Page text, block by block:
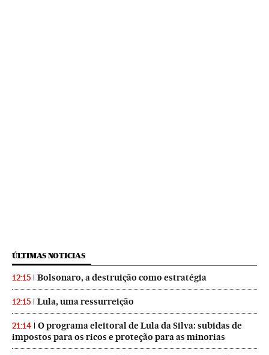
ÚLTIMAS NOTICIAS
12:15 Bolsonaro, a destruição como estratégia
12:15 Lula, uma ressurreição
21:14
O programa eleitoral de Lula da Silva: subidas de
impostos para os ricos e proteção para as minorias